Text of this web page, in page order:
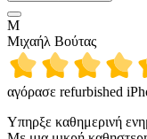
Μ
Μιχαήλ Βούτας
αγόρασε refurbished
Υπηρξε καθημερινή